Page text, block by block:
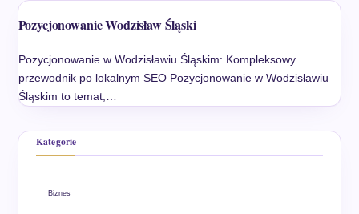
Pozycjonowanie Wodzisław Śląski
Pozycjonowanie w Wodzisławiu Śląskim: Kompleksowy
przewodnik po lokalnym SEO Pozycjonowanie w Wodzisławiu
Śląskim to temat,…
Kategorie
Biznes